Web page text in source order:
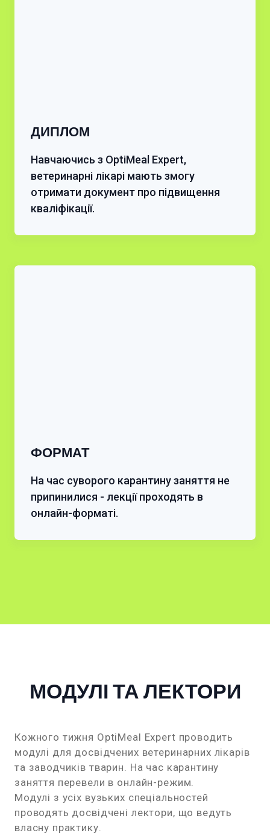
ДИПЛОМ
Навчаючись з OptiMeal Expert,
ветеринарні лікарі мають змогу
отримати документ про підвищення
кваліфікації.
ФОРМАТ
На час суворого карантину заняття не
припинилися - лекції проходять в
онлайн-форматі.
МОДУЛІ ТА ЛЕКТОРИ
Кожного тижня OptiMeal Expert проводить
модулі для досвідчених ветеринарних лікарів
та заводчиків тварин. На час карантину
заняття перевели в онлайн-режим.
Модулі з усіх вузьких спеціальностей
проводять досвідчені лектори, що ведуть
власну практику.